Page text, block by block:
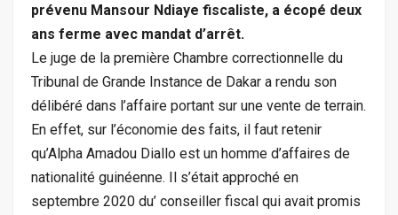
prévenu Mansour Ndiaye fiscaliste, a écopé deux
ans ferme avec mandat d’arrêt.
Le juge de la première Chambre correctionnelle du
Tribunal de Grande Instance de Dakar a rendu son
délibéré dans l’affaire portant sur une vente de terrain.
En effet, sur l’économie des faits, il faut retenir
qu’Alpha Amadou Diallo est un homme d’affaires de
nationalité guinéenne. Il s’était approché en
septembre 2020 du’ conseiller fiscal qui avait promis